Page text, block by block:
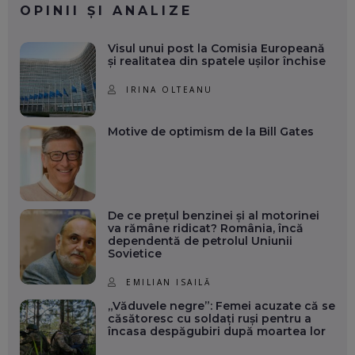
OPINII ȘI ANALIZE
Visul unui post la Comisia Europeană
și realitatea din spatele ușilor închise
IRINA OLTEANU
Motive de optimism de la Bill Gates
De ce prețul benzinei și al motorinei
va rămâne ridicat? România, încă
dependentă de petrolul Uniunii
Sovietice
EMILIAN ISAILĂ
„Văduvele negre”: Femei acuzate că se
căsătoresc cu soldați ruși pentru a
încasa despăgubiri după moartea lor